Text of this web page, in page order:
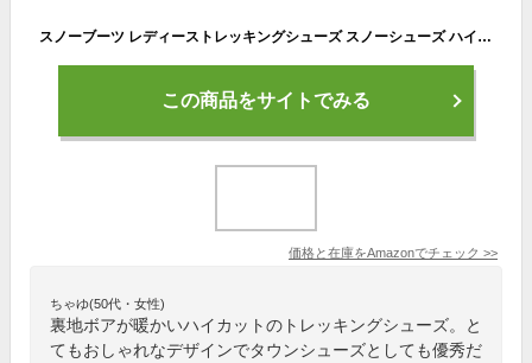
スノーブーツ レディーストレッキングシューズ スノーシューズ ハイキングシューズ ブーツ ハイカット ワークブーツ アウトドア 登山靴 ウォーキングシューズ 防寒 保温 防滑 カジュアル 冬用 綿靴 雪靴 (カーキ色,25)
この商品をサイトでみる
価格と在庫をAmazonでチェック >>
ちゃゆ(50代・女性)
裏地ボアが暖かいハイカットのトレッキングシューズ。と
てもおしゃれなデザインでタウンシューズとしても優秀だ